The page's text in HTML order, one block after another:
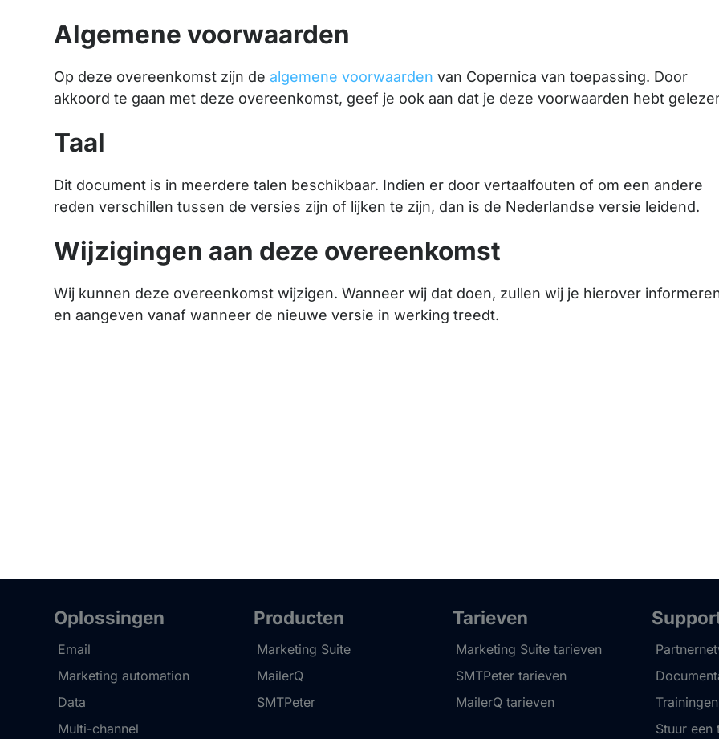
Algemene voorwaarden
Op deze overeenkomst zijn dealgemene voorwaarden van Copernica van toepassing. Door
akkoord te gaan met deze overeenkomst, geef je ook aan dat je deze voorwaarden hebt
Taal
Dit document is in meerdere talen beschikbaar. Indien er door vertaalfouten of om een andere
reden verschillen tussen de versies zijn of lijken te zijn, dan is de Nederlandse versie leidend.
Wijzigingen aan deze overeenkomst
Wij kunnen deze overeenkomst wijzigen. Wanneer wij dat doen, zullen wij je hierover
en aangeven vanaf wanneer de nieuwe versie in werking treedt.
Oplossingen
Email
Marketing automation
Data
Multi-channel
Producten
Marketing Suite
MailerQ
SMTPeter
Tarieven
Marketing Suite tarieven
SMTPeter tarieven
MailerQ tarieven
Trainingen
Stuur een